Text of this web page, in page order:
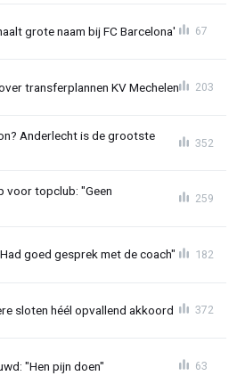
grote naam bij FC Barcelona' 67
transferplannen KV Mechelen 203
Anderlecht is de grootste
352
voor topclub: "Geen
259
goed gesprek met de coach" 182
sloten héél opvallend akkoord 372
"Hen pijn doen" 63